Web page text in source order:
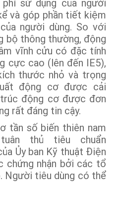
sử dụng của người
và góp phần tiết kiệm
người dùng. So với
bộ thông thường, động
vĩnh cửu có đặc tính
cực cao (lên đến IE5),
thước nhỏ và trọng
động cơ được cải
động cơ được đơn
rất đáng tin cậy.
tần số biến thiên nam
thủ tiêu chuẩn
Ủy ban Kỹ thuật Điện
chứng nhận bởi các tổ
Người tiêu dùng có thể